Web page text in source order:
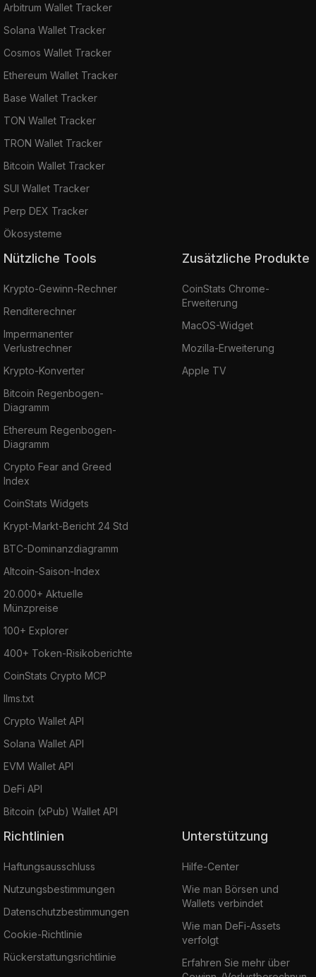
Arbitrum Wallet Tracker
Solana Wallet Tracker
Cosmos Wallet Tracker
Ethereum Wallet Tracker
Base Wallet Tracker
TON Wallet Tracker
TRON Wallet Tracker
Bitcoin Wallet Tracker
SUI Wallet Tracker
Perp DEX Tracker
Ökosysteme
Nützliche Tools
Krypto-Gewinn-Rechner
Renditerechner
Impermanenter
Verlustrechner
Krypto-Konverter
Bitcoin Regenbogen-
Diagramm
Ethereum Regenbogen-
Diagramm
Crypto Fear and Greed
Index
CoinStats Widgets
Krypt-Markt-Bericht 24 Std
BTC-Dominanzdiagramm
Altcoin-Saison-Index
20.000+ Aktuelle
Münzpreise
100+ Explorer
400+ Token-Risikoberichte
CoinStats Crypto MCP
llms.txt
Crypto Wallet API
Solana Wallet API
EVM Wallet API
DeFi API
Bitcoin (xPub) Wallet API
Zusätzliche Produkte
CoinStats Chrome-
Erweiterung
MacOS-Widget
Mozilla-Erweiterung
Apple TV
Richtlinien
Haftungsausschluss
Nutzungsbestimmungen
Datenschutzbestimmungen
Cookie-Richtlinie
Rückerstattungsrichtlinie
Unterstützung
Hilfe-Center
Wie man Börsen und
Wallets verbindet
Wie man DeFi-Assets
verfolgt
Erfahren Sie mehr über